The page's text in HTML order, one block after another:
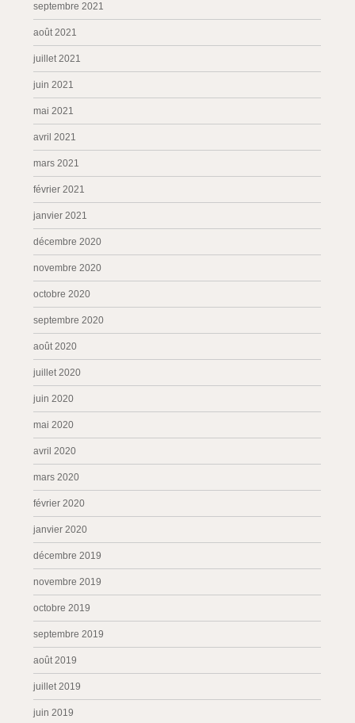
septembre 2021
août 2021
juillet 2021
juin 2021
mai 2021
avril 2021
mars 2021
février 2021
janvier 2021
décembre 2020
novembre 2020
octobre 2020
septembre 2020
août 2020
juillet 2020
juin 2020
mai 2020
avril 2020
mars 2020
février 2020
janvier 2020
décembre 2019
novembre 2019
octobre 2019
septembre 2019
août 2019
juillet 2019
juin 2019